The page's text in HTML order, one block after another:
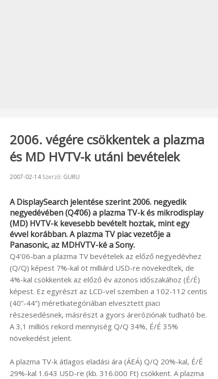
2006. végére csökkentek a plazma
és MD HVTV-k utáni bevételek
Beküldve:
2007-02-14Szerző: GURU
ADisplaySearch jelentése szerint 2006. negyedik
negyedévében (Q4’06) a plazma TV-k és mikrodisplay
(MD) HVTV-k kevesebb bevételt hoztak, mint egy
évvel korábban. A plazma TV piac vezetője a
Panasonic, az MDHVTV-ké aSony.
Q4’06-ban a plazma TV bevételek az előző negyedévhez
(Q/Q) képest 7%-kal öt milliárd USD-re növekedtek, de
4%-kal csökkentek az előző év azonos időszakához (É/É)
képest. Ez egyrészt az LCD-vel szemben a 102-112 centis
(40”-44”) méretkategóriában elvesztett piaci
részesedésnek, másrészt a gyors áreróziónak tudható be.
A 3,1 milliós rekord mennyiség Q/Q 34%, É/É 35%
növekedést jelent.
A plazma TV-k átlagos eladási ára (ÁEÁ) Q/Q 20%-kal, É/É
29%-kal 1.643 USD-re (kb. 316.000 Ft) csökkent. A plazma